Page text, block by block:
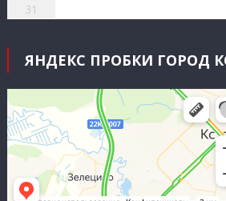
31
ЯНДЕКС ПРОБКИ ГОРОД